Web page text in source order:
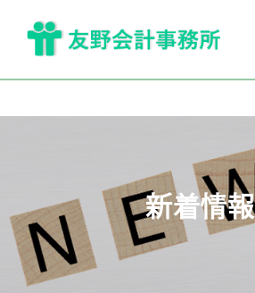
新着情報